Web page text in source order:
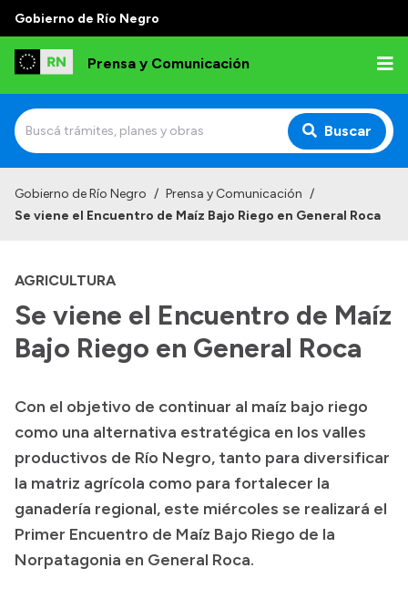
Gobierno de Río Negro
Prensa y Comunicación
Buscar
Archivo de noticias
Transparencia
Boletín Oficial
Compras y licitaciones
Consulta de expedientes
Consulta de pago a proveedores
Gobierno de Río Negro / Prensa y Comunicación /
Se viene el Encuentro de Maíz Bajo Riego en General Roca
AGRICULTURA
Se viene el Encuentro de Maíz
Bajo Riego en General Roca
Con el objetivo de continuar al maíz bajo riego
como una alternativa estratégica en los valles
productivos de Río Negro, tanto para diversificar
la matriz agrícola como para fortalecer la
ganadería regional, este miércoles se realizará el
Primer Encuentro de Maíz Bajo Riego de la
Norpatagonia en General Roca.